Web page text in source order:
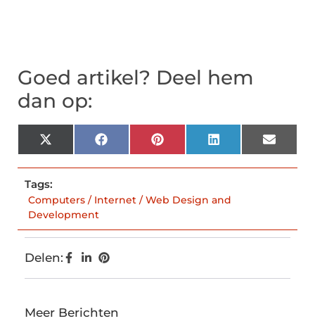
Goed artikel? Deel hem
dan op:
X
(Twitter)
FacebookPinterestLinkedInEmail
Tags:
Computers / Internet / Web Design and
Development
Delen:
Meer Berichten